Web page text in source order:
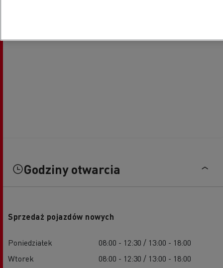
Godziny otwarcia
Sprzedaż pojazdów nowych
Poniedziałek
08:00 - 12:30 / 13:00 - 18:00
Wtorek
08:00 - 12:30 / 13:00 - 18:00